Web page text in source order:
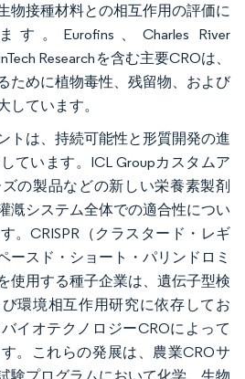
物接種材料との相互作用の評価に
。Eurofins、Charles River
Researchを含む主要CROは、
ために植物毒性、残留物、および
しています。
トは、持続可能性と形質開発の進
ています。ICL Groupカスタムア
の製品などの新しい栄養素製剤
漑システム全体での適合性につい
。CRISPR（クラスタード・レギ
ースド・ショート・パリンドロミ
使用する種子企業は、遺伝子型検
環境相互作用研究に依存してお
イオテクノロジーCROによって
。これらの発展は、農業CROサ